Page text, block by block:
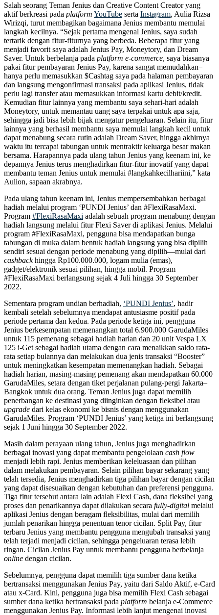
Salah seorang Teman Jenius dan Creative Content Creator yang
aktif berkreasi pada platform YouTube serta Instagram, Aulia Rizsa
Wirizqi, turut membagikan bagaimana Jenius membantu memulai
langkah kecilnya. “Sejak pertama mengenal Jenius, saya sudah
tertarik dengan fitur-fiturnya yang berbeda. Beberapa fitur yang
menjadi favorit saya adalah Jenius Pay, Moneytory, dan Dream
Saver. Untuk berbelanja pada platform e-commerce, saya biasanya
pakai fitur pembayaran Jenius Pay, karena sangat memudahkan–
hanya perlu memasukkan $Cashtag saya pada halaman pembayaran
dan langsung mengonfirmasi transaksi pada aplikasi Jenius, tidak
perlu lagi transfer atau memasukkan informasi kartu debit/kredit.
Kemudian fitur lainnya yang membantu saya sehari-hari adalah
Moneytory, untuk memantau uang saya terpakai untuk apa saja,
sehingga jadi bisa lebih bijak mengatur pengeluaran. Selain itu, fitur
lainnya yang berhasil membantu saya memulai langkah kecil untuk
dapat menabung secara rutin adalah Dream Saver, hingga akhirnya
waktu itu tercapai tabungan untuk mentraktir keluarga besar makan
bersama. Harapannya pada ulang tahun Jenius yang keenam ini, ke
depannya Jenius terus menghadirkan fitur-fitur inovatif yang dapat
membantu teman Jenius untuk memulai #langkahkecilhariini,” kata
Aulion, sapaan akrabnya.
Pada ulang tahun keenam ini, Jenius mempersembahkan berbagai
hadiah melalui program ‘PUNDI Jenius’ dan #FlexiRasaMaxi.
Program #FlexiRasaMaxi adalah sebuah program menabung dengan
hadiah langsung melalui fitur Flexi Saver di aplikasi Jenius. Melalui
program #FlexiRasaMaxi, pengguna bisa mendapatkan bunga
tabungan di muka dalam bentuk hadiah langsung yang bisa dipilih
sendiri sesuai dengan periode menabung yang dipilih—mulai dari
cashbackhingga Rp100.000.000, logam mulia (emas),
gadget/elektronik sesuai pilihan, hingga mobil. Program
#FlexiRasaMaxi berlangsung sejak 4 Juli hingga 30 September
2022.
Sementara program undian berhadiah, ‘PUNDI Jenius’, hadir
kembali setelah sebelumnya mendapat antusiasme positif pada
periode pertama dan kedua. Pada periode ketiga ini, pengguna
Jenius berkesempatan memenangkan total 6.900.000 GarudaMiles
untuk 115 pemenang sebagai hadiah harian dan 20 unit Vespa LX
125 i-Get sebagai hadiah utama dengan cara menaikkan saldo rata-
rata setiap bulannya dan melakukan dua jenis transaksi “Booster”
untuk meningkatkan kesempatan memenangkan hadiah. Sebagai
hadiah harian, masing-masing pemenang akan mendapatkan 60.000
GarudaMiles, setara dengan tiket perjalanan pulang-pergi Jakarta–
Bangkok untuk dua orang. Teman Jenius juga dapat memilih
penerbangan ke destinasi yang diinginkan dengan fleksibel atau
upgrade dari kelas ekonomi ke bisnis dengan menggunakan
GarudaMiles. Program ‘PUNDI Jenius’ yang ketiga ini berlangsung
sejak 1 Juni hingga 30 September 2022.
Masih dalam perayaan ulang tahun, Jenius juga menghadirkan
berbagai inovasi yang dapat membantu pengelolaan cash flow
menjadi lebih rapi. Jenius memberikan keleluasaan dan pilihan
dalam melakukan pembayaran. Selain pilihan bayar sekarang yang
telah tersedia, Jenius menghadirkan tiga pilihan bayar dengan cicilan
yang dapat disesuaikan dengan kebutuhan dan preferensi pengguna.
Tiga fitur tersebut antara lain adalah Flexi Cash, dana fleksibel yang
proses dan penarikannya dapat dilakukan secara fully-digital melalui
aplikasi Jenius dengan beragam fleksibilitas, mulai dari memilih
jumlah penarikan hingga penentuan tenor cicilan. Split Pay, fitur
terbaru Jenius yang membantu pengguna mengubah transaksi yang
telah terjadi menjadi cicilan, sehingga pengeluaran terasa lebih
ringan. Cicilan Jenius Pay untuk membantu pengguna berbelanja
online dengan cicilan.
Sebelumnya, pengguna dapat memilih tiga sumber dana ketika
bertransaksi menggunakan Jenius Pay, yaitu dari Saldo Aktif, e-Card
atau x-Card. Kini, pengguna juga bisa memilih Flexi Cash sebagai
sumber dana ketika bertransaksi pada platform belanja e-Commerce
menggunakan Jenius Pay. Informasi lebih lanjut mengenai inovasi